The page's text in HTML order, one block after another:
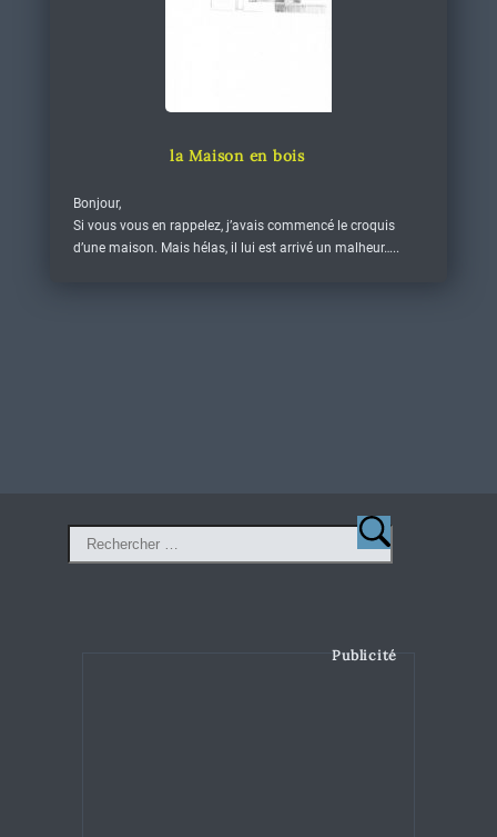
la Maison en bois
Bonjour,
Si vous vous en rappelez, j’avais commencé le croquis
d’une maison. Mais hélas, il lui est arrivé un malheur…..
Publicité